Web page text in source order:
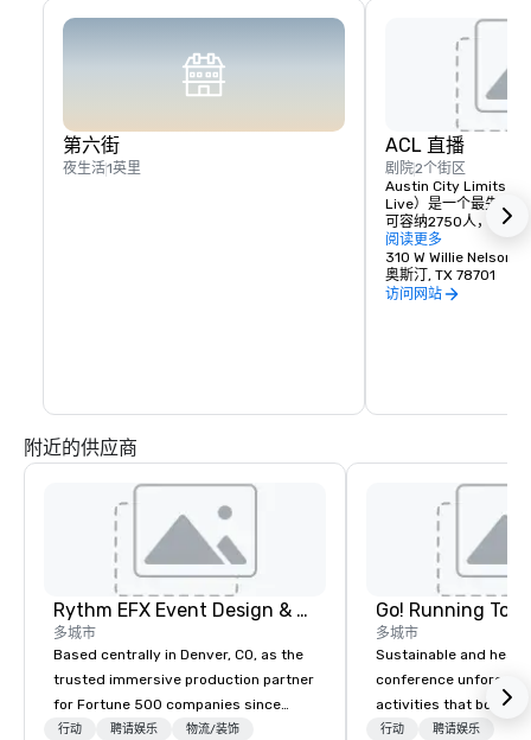
第六街
夜生活1英里
ACL 直播
剧院2个街区
Austin City Limits 穆
Live）是一个最先进
可容纳2750人，每年
这里是录制备受赞誉
系列节目《奥斯汀城
地，这是美国电视历
乐连续剧。
阅读更多
310 W Willie Nelson
奥斯汀, TX 78701
访问网站
附近的供应商
Rythm EFX Event Design & Fabrication
多城市
Based centrally in Denver, CO, as the
trusted immersive production partner
for Fortune 500 companies since
2012. We deliver stunning premium AV
行动 聘请娱乐
物流/装饰
Go! Running
多城市
Sustainable and
conference
activities that boost
lower carbon
行动 聘请娱乐